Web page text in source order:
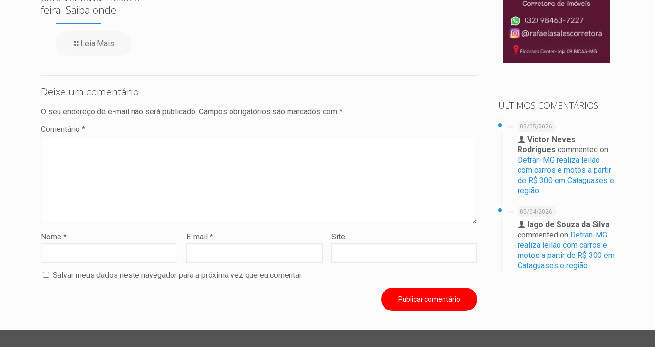
feira. Saiba onde.
Leia Mais
Deixe um comentário
O seu endereço de e-mail não será publicado. Campos obrigatórios são marcados com *
Comentário *
Nome * E-mail* Site
Salvar meus dados neste navegador para a próxima vez que eu comentar.
ÚLTIMOS COMENTÁRIOS
05/05/2026
Victor Neves
Rodrigues commented on
Detran-MG realiza leilão
com carros e motos a partir
de R$ 300 em Cataguases e
região.
05/04/2026
Iago de Souza da Silva
commented on Detran-MG
realiza leilão com carros e
motos a partir de R$ 300 em
Cataguases e região.